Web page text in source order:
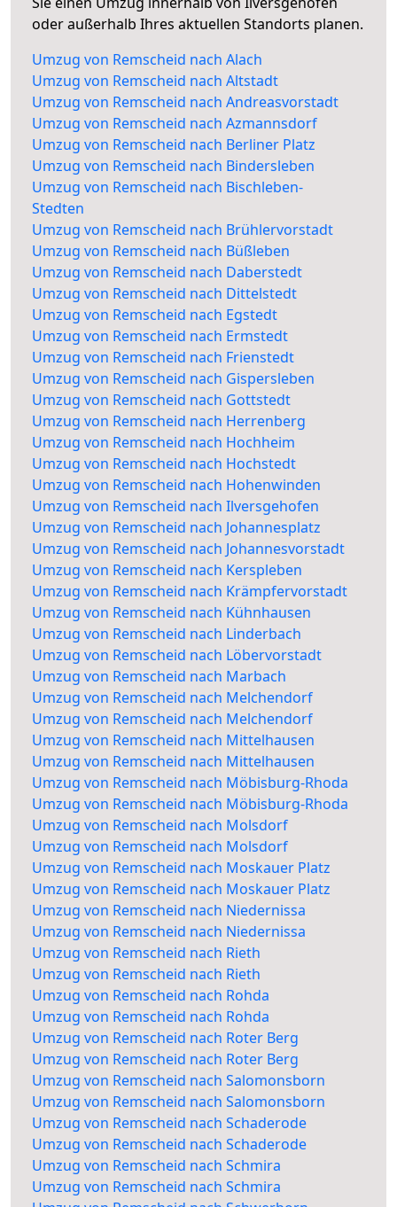
oder außerhalb Ihres aktuellen Standorts planen.
Umzug von Remscheid nach Alach
Umzug von Remscheid nach Altstadt
Umzug von Remscheid nach Andreasvorstadt
Umzug von Remscheid nach Azmannsdorf
Umzug von Remscheid nach Berliner Platz
Umzug von Remscheid nach Bindersleben
Umzug von Remscheid nach Bischleben-
Stedten
Umzug von Remscheid nach Brühlervorstadt
Umzug von Remscheid nach Büßleben
Umzug von Remscheid nach Daberstedt
Umzug von Remscheid nach Dittelstedt
Umzug von Remscheid nach Egstedt
Umzug von Remscheid nach Ermstedt
Umzug von Remscheid nach Frienstedt
Umzug von Remscheid nach Gispersleben
Umzug von Remscheid nach Gottstedt
Umzug von Remscheid nach Herrenberg
Umzug von Remscheid nach Hochheim
Umzug von Remscheid nach Hochstedt
Umzug von Remscheid nach Hohenwinden
Umzug von Remscheid nach Ilversgehofen
Umzug von Remscheid nach Johannesplatz
Umzug von Remscheid nach Johannesvorstadt
Umzug von Remscheid nach Kerspleben
Umzug von Remscheid nach Krämpfervorstadt
Umzug von Remscheid nach Kühnhausen
Umzug von Remscheid nach Linderbach
Umzug von Remscheid nach Löbervorstadt
Umzug von Remscheid nach Marbach
Umzug von Remscheid nach Melchendorf
Umzug von Remscheid nach Melchendorf
Umzug von Remscheid nach Mittelhausen
Umzug von Remscheid nach Mittelhausen
Umzug von Remscheid nach Möbisburg-Rhoda
Umzug von Remscheid nach Möbisburg-Rhoda
Umzug von Remscheid nach Molsdorf
Umzug von Remscheid nach Molsdorf
Umzug von Remscheid nach Moskauer Platz
Umzug von Remscheid nach Moskauer Platz
Umzug von Remscheid nach Niedernissa
Umzug von Remscheid nach Niedernissa
Umzug von Remscheid nach Rieth
Umzug von Remscheid nach Rieth
Umzug von Remscheid nach Rohda
Umzug von Remscheid nach Rohda
Umzug von Remscheid nach Roter Berg
Umzug von Remscheid nach Roter Berg
Umzug von Remscheid nach Salomonsborn
Umzug von Remscheid nach Salomonsborn
Umzug von Remscheid nach Schaderode
Umzug von Remscheid nach Schaderode
Umzug von Remscheid nach Schmira
Umzug von Remscheid nach Schmira